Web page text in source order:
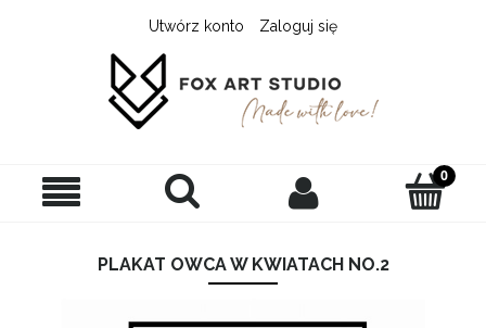
Utwórz konto Zaloguj się
PLAKAT OWCA W KWIATACH NO.2